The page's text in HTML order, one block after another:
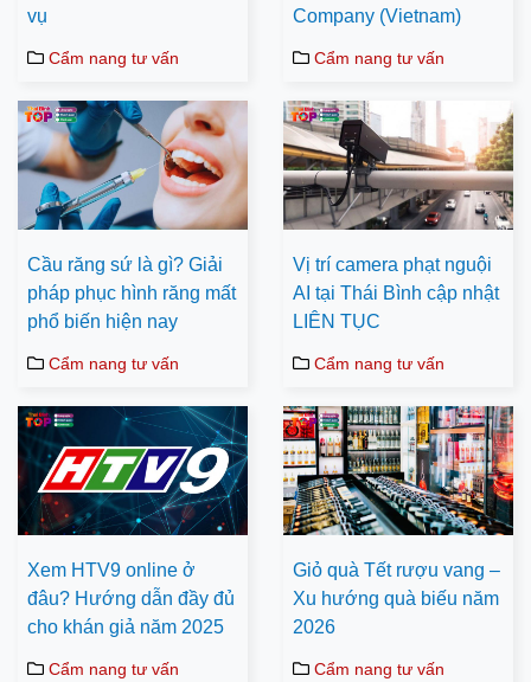
vụ
Cẩm nang tư vấn
Company (Vietnam)
Cẩm nang tư vấn
Cầu răng sứ là gì? Giải
pháp phục hình răng mất
phổ biến hiện nay
Cẩm nang tư vấn
Vị trí camera phạt nguội
AI tại Thái Bình cập nhật
LIÊN TỤC
Cẩm nang tư vấn
Xem HTV9 online ở
đâu? Hướng dẫn đầy đủ
cho khán giả năm 2025
Cẩm nang tư vấn
Giỏ quà Tết rượu vang –
Xu hướng quà biếu năm
2026
Cẩm nang tư vấn